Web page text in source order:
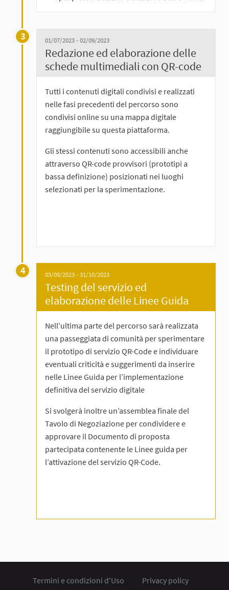
3 01/07/2023 - 02/09/2023
Redazione ed elaborazione delle
schede multimediali con QR-code
Tutti i contenuti digitali condivisi e realizzati
nelle fasi precedenti del percorso sono
condivisi online su una mappa digitale
raggiungibile su questa piattaforma.
Gli stessi contenuti sono accessibili anche
attraverso QR-code provvisori (prototipi a
bassa definizione) posizionati nei luoghi
selezionati per la sperimentazione.
4 03/09/2023 - 31/10/2023
Testing del servizio ed
elaborazione delle Linee Guida
Nell'ultima parte del percorso sarà realizzata
una passeggiata di comunità per sperimentare
il prototipo di servizio QR-Code e individuare
eventuali criticità e suggerimenti da inserire
nelle Linee Guida per l’implementazione
definitiva del servizio digitale
Si svolgerà inoltre un’assemblea finale del
Tavolo di Negoziazione per condividere e
approvare il Documento di proposta
partecipata contenente le Linee guida per
l’attivazione del servizio QR-Code.
Termini e condizioni d'Uso
Privacy policy